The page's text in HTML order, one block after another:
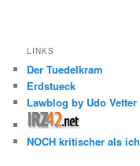
LINKS
Der Tuedelkram
Erdstueck
Lawblog by Udo Vetter
NOCH kritischer als ich